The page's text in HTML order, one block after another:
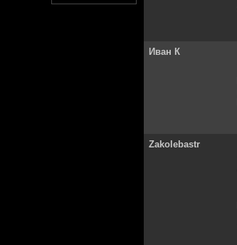
Иван К
Zakolebastr